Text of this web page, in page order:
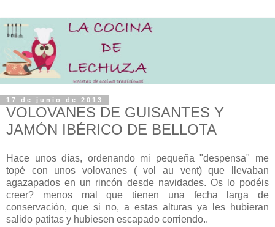
17 de junio de 2013
VOLOVANES DE GUISANTES Y
JAMÓN IBÉRICO DE BELLOTA
Hace unos días, ordenando mi pequeña "despensa" me
topé con unos volovanes ( vol au vent) que llevaban
agazapados en un rincón desde navidades. Os lo podéis
creer? menos mal que tienen una fecha larga de
conservación, que si no, a estas alturas ya les hubieran
salido patitas y hubiesen escapado corriendo..